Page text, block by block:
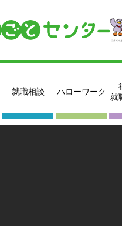
就職相談 ハローワーク 就